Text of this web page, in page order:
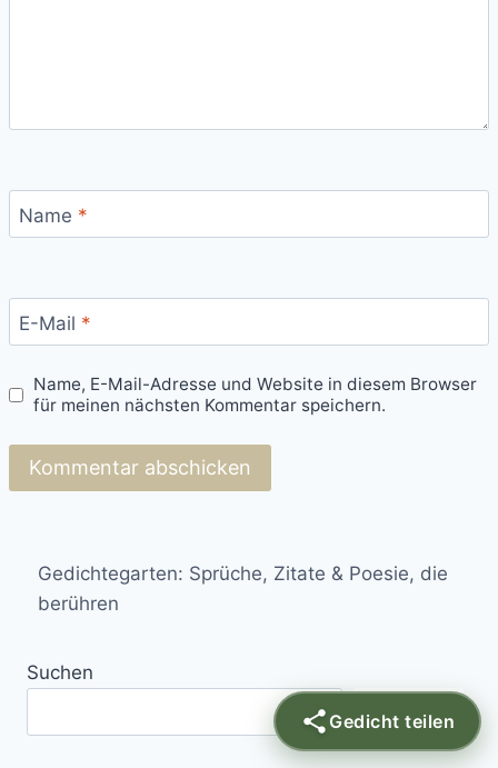
Gedicht teilen
Name *
E-Mail *
Name, E-Mail-Adresse und Website in diesem Browser
für meinen nächsten Kommentar speichern.
Gedichtegarten: Sprüche, Zitate & Poesie, die
berühren
Suchen
Suchen